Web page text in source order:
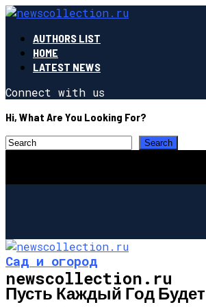
AUTHORS LIST
HOME
LATEST NEWS
Connect with us
Hi, What Are You Looking For?
newscollection.ru
Сад и огород
Пусть Каждый Год Будет